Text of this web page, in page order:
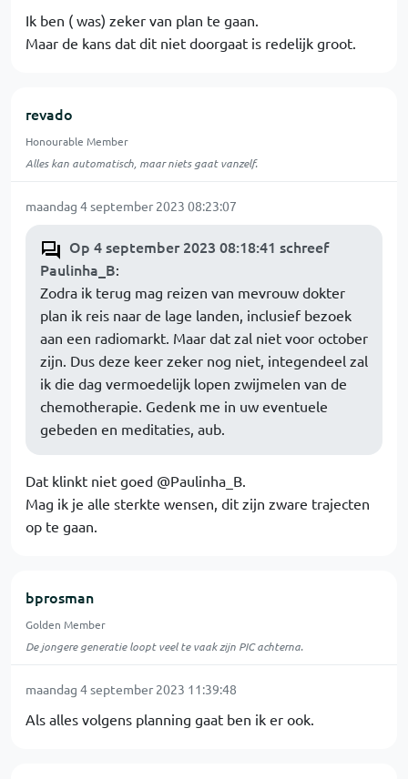
Ik ben ( was) zeker van plan te gaan.
Maar de kans dat dit niet doorgaat is redelijk groot.
revado
Honourable Member
Alles kan automatisch, maar niets gaat vanzelf.
maandag 4 september 2023 08:23:07
Op 4 september 2023 08:18:41 schreef
Paulinha_B:
Zodra ik terug mag reizen van mevrouw dokter
plan ik reis naar de lage landen, inclusief bezoek
aan een radiomarkt. Maar dat zal niet voor october
zijn. Dus deze keer zeker nog niet, integendeel zal
ik die dag vermoedelijk lopen zwijmelen van de
chemotherapie. Gedenk me in uw eventuele
gebeden en meditaties, aub.
Dat klinkt niet goed @Paulinha_B.
Mag ik je alle sterkte wensen, dit zijn zware trajecten
op te gaan.
bprosman
Golden Member
De jongere generatie loopt veel te vaak zijn PIC achterna.
maandag 4 september 2023 11:39:48
Als alles volgens planning gaat ben ik er ook.